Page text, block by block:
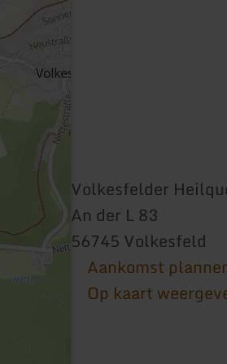
Volkesfelder
An der L 83
56745 Volkesfeld
Aankomst
Op kaart